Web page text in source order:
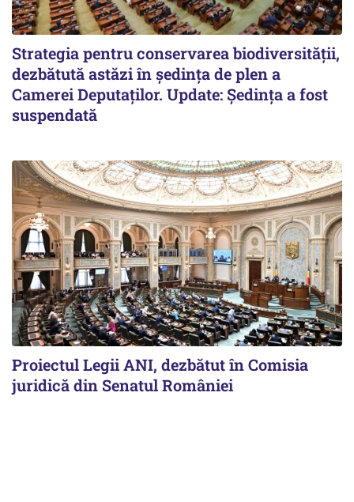
Strategia pentru conservarea biodiversității,
dezbătută astăzi în ședința de plen a
Camerei Deputaților. Update: Ședința a fost
suspendată
Proiectul Legii ANI, dezbătut în Comisia
juridică din Senatul României